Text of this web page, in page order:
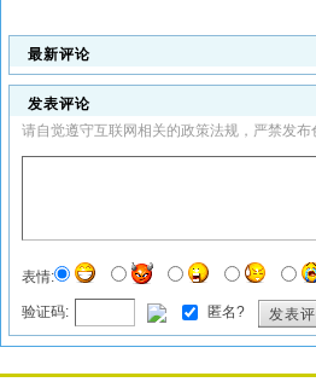
最新评论
发表评论
请自觉遵守互联网相关的政策法规，严禁发布
表情:
验证码: 匿名? 发表